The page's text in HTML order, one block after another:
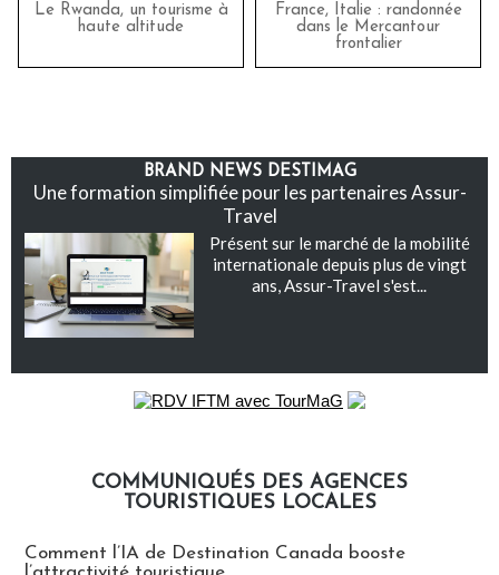
Le Rwanda, un tourisme à
haute altitude
France, Italie : randonnée
dans le Mercantour
frontalier
BRAND NEWS DESTIMAG
Une formation simplifiée pour les partenaires Assur-
Travel
Présent sur le marché de la mobilité
internationale depuis plus de vingt
ans, Assur-Travel s'est...
COMMUNIQUÉS DES AGENCES
TOURISTIQUES LOCALES
Comment l’IA de Destination Canada booste